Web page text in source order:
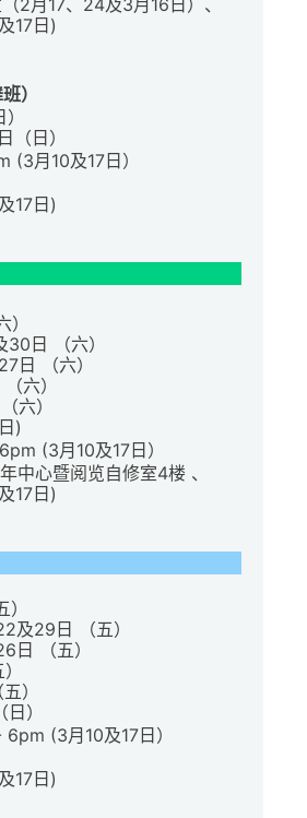
17日)
）
日）
月10及17日）
17日)
日 （六）
日 （六）
六）
六）
)
(3月10及17日）
中心暨阅览自修室4楼 、
17日)
及29日 （五）
日 （五）
）
）
(3月10及17日）
17日)